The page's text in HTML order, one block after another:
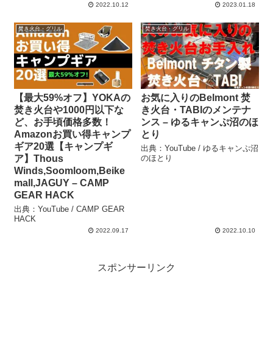
2022.10.12 2023.01.18
焚き火台・グリル
【最大59%オフ】YOKAの
焚き火台や1000円以下な
ど、お手頃価格多数！
Amazonお買い得キャンプ
ギア20選【キャンプギ
ア】Thous
Winds,Soomloom,Beike
mall,JAGUY – CAMP
GEAR HACK
出典：YouTube / CAMP GEAR
HACK
2022.09.17
焚き火台・グリル
お気に入りのBelmont 焚
き火台・TABIのメンテナ
ンス – ゆるキャンぷ沼のほ
とり
出典：YouTube / ゆるキャンぷ沼
のほとり
2022.10.10
スポンサーリンク